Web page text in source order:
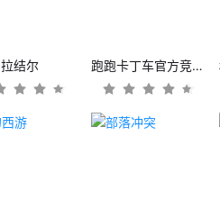
拉结尔 跑跑卡丁车官方竞速版